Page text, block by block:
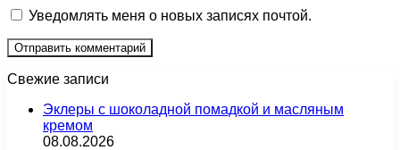
Уведомлять меня о новых записях почтой.
Свежие записи
Эклеры с шоколадной помадкой и масляным
кремом
08.08.2026